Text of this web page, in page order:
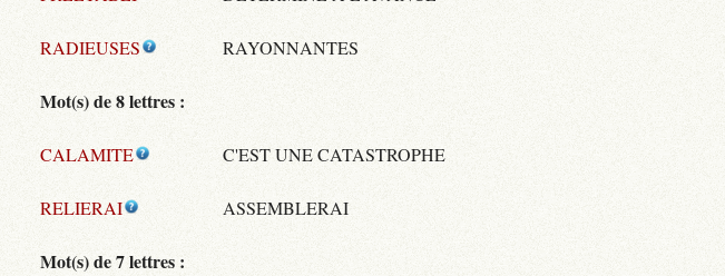
RADIEUSES RAYONNANTES
Mot(s) de 8 lettres :
CALAMITE C'EST UNE CATASTROPHE
RELIERAI ASSEMBLERAI
Mot(s) de 7 lettres :